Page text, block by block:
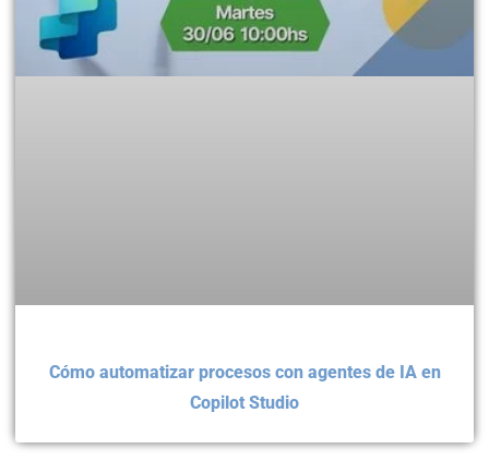
Cómo automatizar procesos con agentes de IA en
Copilot Studio